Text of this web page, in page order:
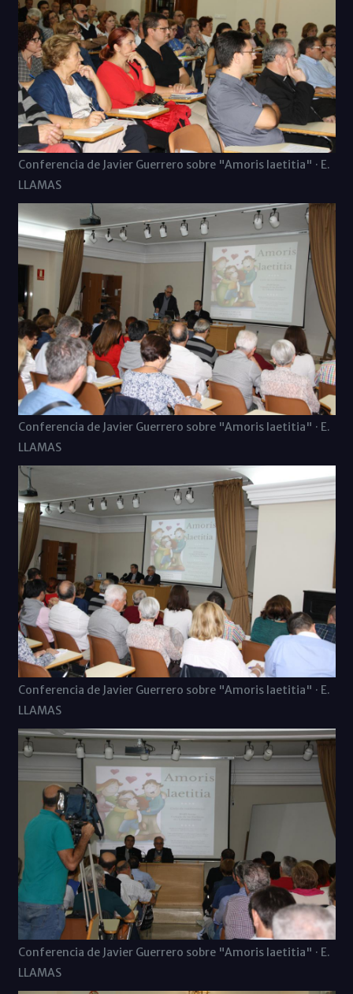
Conferencia de Javier Guerrero sobre "Amoris laetitia" · E.
LLAMAS
Conferencia de Javier Guerrero sobre "Amoris laetitia" · E.
LLAMAS
Conferencia de Javier Guerrero sobre "Amoris laetitia" · E.
LLAMAS
Conferencia de Javier Guerrero sobre "Amoris laetitia" · E.
LLAMAS